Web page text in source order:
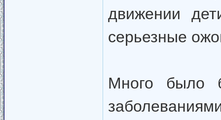
движении
серьезные
Много было